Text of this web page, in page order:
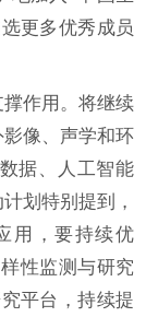
更多优秀成员
作用。将继续
像、声学和环
据、人工智能
划特别提到，
用，要持续优
性监测与研究
平台，持续提